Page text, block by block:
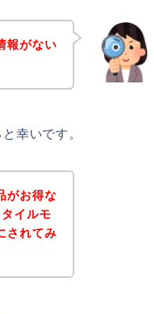
報がない
幸いです。
がお得な
イルモ
されてみ